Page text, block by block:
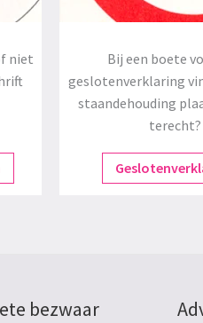
niet
Bij een boete
geslotenverklaring
staandehouding
terecht?
bezwaar